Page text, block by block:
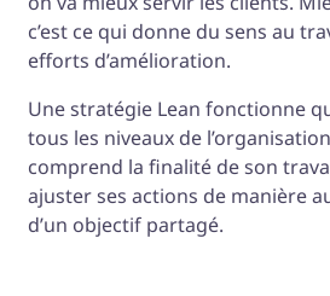
c’est ce qui donne du sens au
efforts d’amélioration.
Une stratégie Lean fonctionne
tous les niveaux de
comprend la finalité de son
ajuster ses actions de manière
d’un objectif partagé.